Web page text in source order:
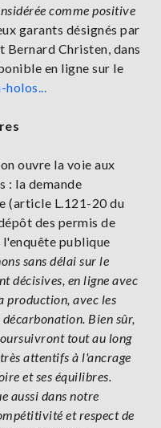
comme positive
garants désignés par
Bernard Christen, dans
en ligne sur le
ouvre la voie aux
: la demande
(article L.121-20 du
des permis de
publique
sans délai sur le
décisives, en ligne avec
production, avec les
Bien sûr,
tout au long
attentifs à l'ancrage
et ses équilibres.
aussi dans notre
et respect de